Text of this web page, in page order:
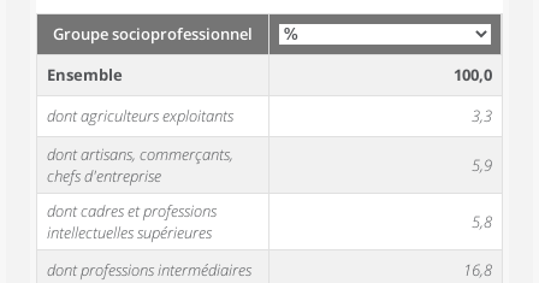
Groupe socioprofessionnel
Ensemble
100,0
dont agriculteurs exploitants
3,3
dont artisans, commerçants,
chefs d'entreprise
5,9
dont cadres et professions
intellectuelles supérieures
5,8
dont professions intermédiaires
16,8